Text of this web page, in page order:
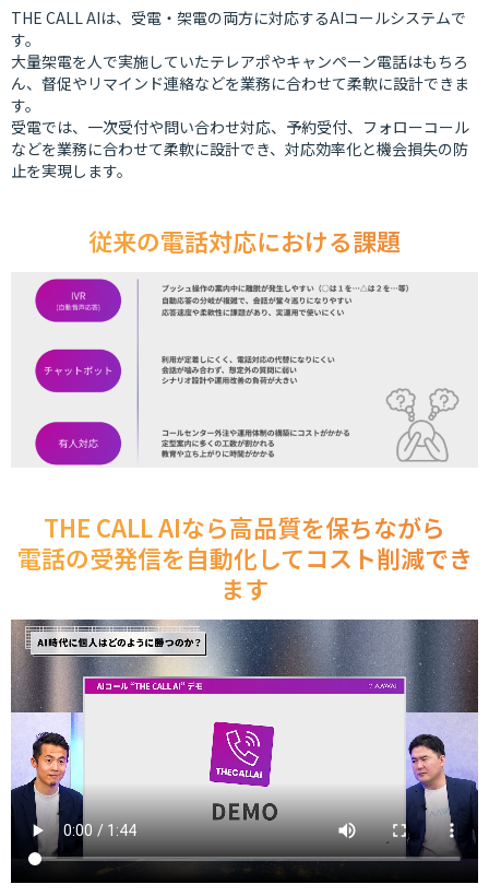
THE CALL AIは、受電・架電の両方に対応するAIコールシステムで
す。
大量架電を人で実施していたテレアポやキャンペーン電話はもちろ
ん、督促やリマインド連絡などを業務に合わせて柔軟に設計できま
す。
受電では、一次受付や問い合わせ対応、予約受付、フォローコール
などを業務に合わせて柔軟に設計でき、対応効率化と機会損失の防
止を実現します。
従来の電話対応における課題
THE CALL AIなら高品質を保ちながら
電話の受発信を自動化してコスト削減でき
ます